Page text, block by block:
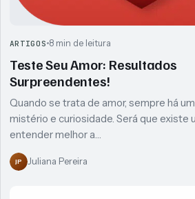
ARTIGOS 8 min de leitura
Teste Seu Amor: Resultados
Surpreendentes!
Quando se trata de amor, sempre há
mistério e curiosidade. Será que existe
entender melhor a…
JP Juliana Pereira